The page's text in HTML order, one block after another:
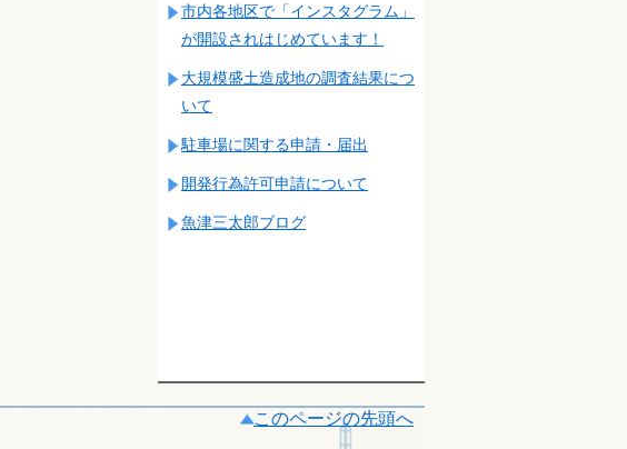
市内各地区で「インスタグラム」
が開設されはじめています！
大規模盛土造成地の調査結果につ
いて
駐車場に関する申請・届出
開発行為許可申請について
魚津三太郎ブログ
このページの先頭へ